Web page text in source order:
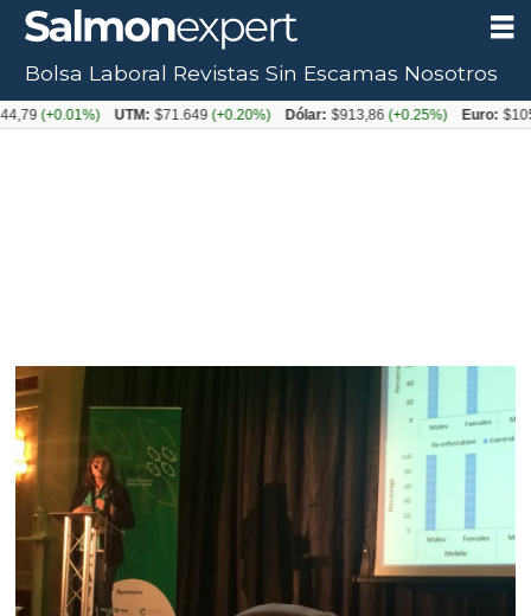
Bolsa Laboral Revistas Sin Escamas Nosotros
UTM: $71.649 (+0.20%) Dólar: $913,86 (+0.25%) Euro: $1053,08(-